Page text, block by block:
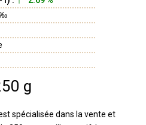
‰
g
spécialisée dans la vente et